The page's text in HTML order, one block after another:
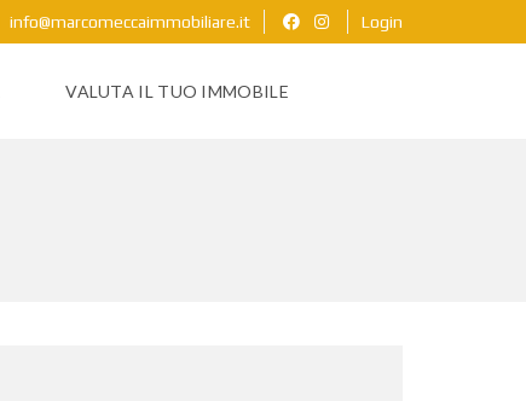
info@marcomeccaimmobiliare.it Login
VALUTA IL TUO IMMOBILE